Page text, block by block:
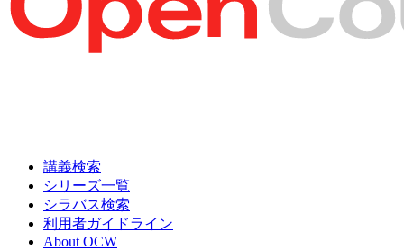
講義検索
シリーズ一覧
シラバス検索
利用者ガイドライン
About OCW